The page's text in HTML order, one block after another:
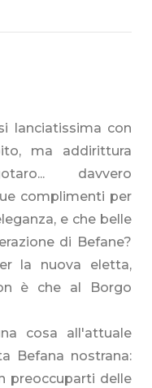
lanciatissima con
ma addirittura
davvero
complimenti per
e che belle
di Befane?
la nuova eletta,
è che al Borgo
cosa all'attuale
Befana nostrana:
preoccuparti delle